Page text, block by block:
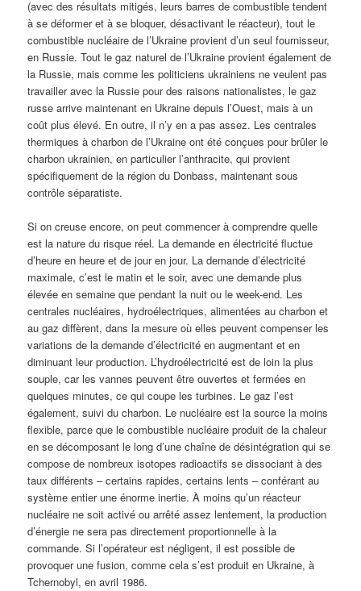
(avec des résultats mitigés, leurs barres de combustible tendent
à se déformer et à se bloquer, désactivant le réacteur), tout le
combustible nucléaire de l’Ukraine provient d’un seul fournisseur,
en Russie. Tout le gaz naturel de l’Ukraine provient également de
la Russie, mais comme les politiciens ukrainiens ne veulent pas
travailler avec la Russie pour des raisons nationalistes, le gaz
russe arrive maintenant en Ukraine depuis l’Ouest, mais à un
coût plus élevé. En outre, il n’y en a pas assez. Les centrales
thermiques à charbon de l’Ukraine ont été conçues pour brûler le
charbon ukrainien, en particulier l’anthracite, qui provient
spécifiquement de la région du Donbass, maintenant sous
contrôle séparatiste.
Si on creuse encore, on peut commencer à comprendre quelle
est la nature du risque réel. La demande en électricité fluctue
d’heure en heure et de jour en jour. La demande d’électricité
maximale, c’est le matin et le soir, avec une demande plus
élevée en semaine que pendant la nuit ou le week-end. Les
centrales nucléaires, hydroélectriques, alimentées au charbon et
au gaz diffèrent, dans la mesure où elles peuvent compenser les
variations de la demande d’électricité en augmentant et en
diminuant leur production. L’hydroélectricité est de loin la plus
souple, car les vannes peuvent être ouvertes et fermées en
quelques minutes, ce qui coupe les turbines. Le gaz l’est
également, suivi du charbon. Le nucléaire est la source la moins
flexible, parce que le combustible nucléaire produit de la chaleur
en se décomposant le long d’une chaîne de désintégration qui se
compose de nombreux isotopes radioactifs se dissociant à des
taux différents – certains rapides, certains lents – conférant au
système entier une énorme inertie. À moins qu’un réacteur
nucléaire ne soit activé ou arrêté assez lentement, la production
d’énergie ne sera pas directement proportionnelle à la
commande. Si l’opérateur est négligent, il est possible de
provoquer une fusion, comme cela s’est produit en Ukraine, à
Tchernobyl, en avril 1986.